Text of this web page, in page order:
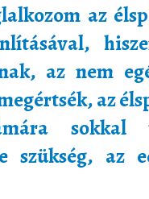
az
az nem
az
sokkal
szükség, az